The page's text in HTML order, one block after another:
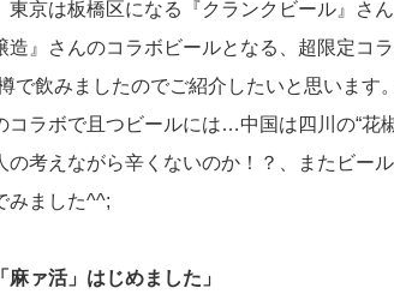
東京は板橋区になる『クランクビール』さ
造』さんのコラボビールとなる、超限定コ
で飲みましたのでご紹介したいと思います
コラボで且つビールには…中国は四川の“花
の考えながら辛くないのか！？、またビー
みました^^;
「麻ァ活」はじめました」